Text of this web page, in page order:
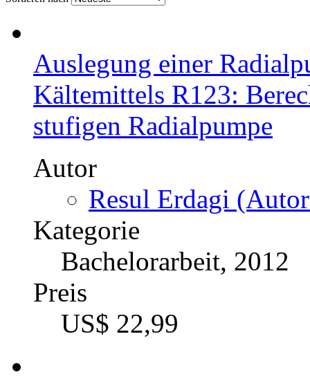
Auslegung einer
Kältemittels R123:
stufigen Radialpumpe
Autor
Resul Erdagi
Kategorie
Bachelorarbeit, 2012
Preis
US$ 22,99